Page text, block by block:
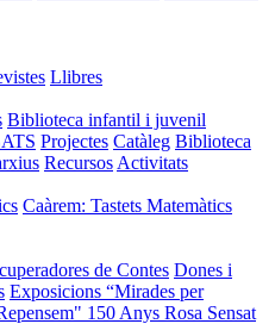
Llibres
Biblioteca infantil i juvenil
Projectes Catàleg Biblioteca
Recursos Activitats
Caàrem: Tastets Matemàtics
de Contes Dones i
Exposicions “Mirades per
150 Anys Rosa Sensat